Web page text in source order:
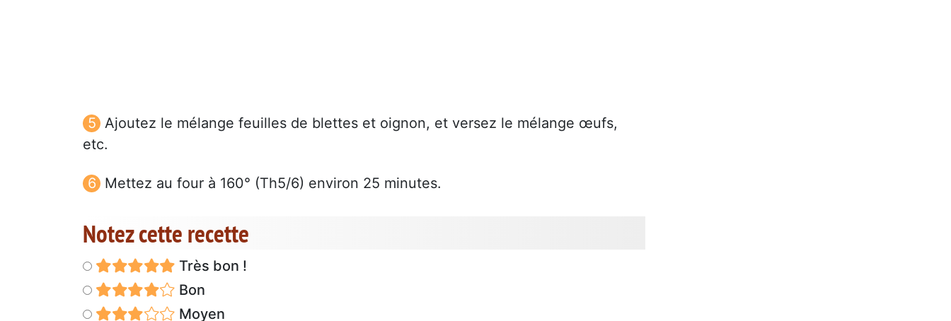
Ajoutez le mélange feuilles de blettes et oignon, et versez le mélange œufs,
etc.
Mettez au four à 160° (Th5/6) environ 25 minutes.
Notez cette recette
Très bon !
Bon
Moyen